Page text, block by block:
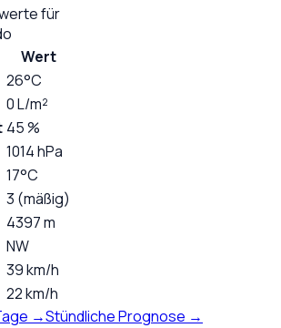
für
Wert
26°C
0 L/m²
45 %
1014 hPa
17°C
3 (mäßig)
4397 m
NW
39 km/h
22 km/h
→Stündliche Prognose →